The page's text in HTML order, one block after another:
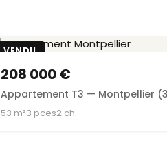
VENDU
208 000 €
Appartement T3 — Montpellier
53 m²3 pces2 ch.